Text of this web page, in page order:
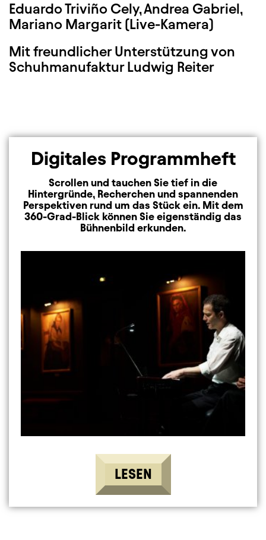
Eduardo Triviño Cely, Andrea Gabriel,
Mariano Margarit (Live-Kamera)
Mit freundlicher Unterstützung von
Schuhmanufaktur Ludwig Reiter
Digitales Programmheft
Scrollen und tauchen Sie tief in die
Hintergründe, Recherchen und spannenden
Perspektiven rund um das Stück ein. Mit dem
360-Grad-Blick können Sie eigenständig das
Bühnenbild erkunden.
LESEN